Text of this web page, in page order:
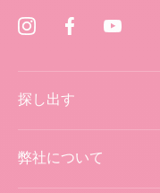
探し出す
弊社について